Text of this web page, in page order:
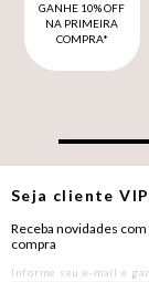
GANHE 10% OFF
NA PRIMEIRA
COMPRA*
Seja clienteVIP
Receba novidades com
compra